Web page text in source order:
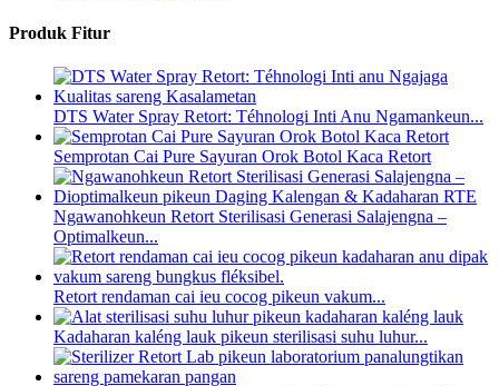
Produk Fitur
DTS Water Spray Retort: ​​Téhnologi Inti Anu Ngamankeun...
Semprotan Cai Pure Sayuran Orok Botol Kaca Retort
Ngawanohkeun Retort Sterilisasi Generasi Salajengna –
Optimalkeun...
Retort rendaman cai ieu cocog pikeun vakum...
Kadaharan kaléng lauk pikeun sterilisasi suhu luhur...